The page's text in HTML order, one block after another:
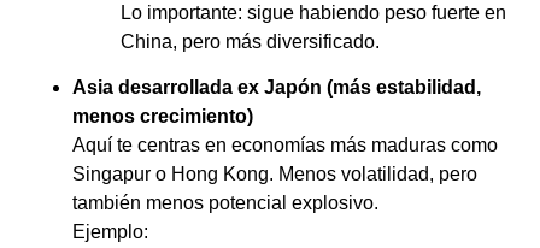
Lo importante: sigue habiendo peso fuerte en
China, pero más diversificado.
Asia desarrollada ex Japón (más estabilidad,
menos crecimiento)
Aquí te centras en economías más maduras como
Singapur o Hong Kong. Menos volatilidad, pero
también menos potencial explosivo.
Ejemplo: